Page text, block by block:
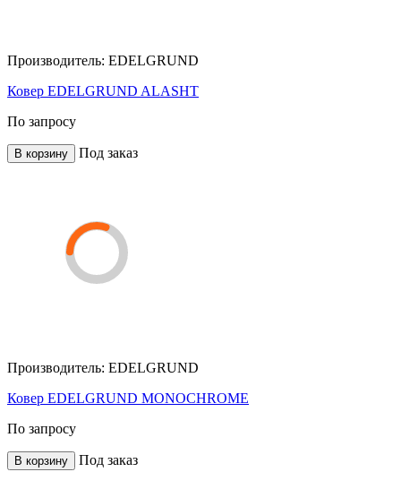
Производитель: EDELGRUND
Ковер EDELGRUND ALASHT
По запросу
В корзину Под заказ
Производитель: EDELGRUND
Ковер EDELGRUND MONOCHROME
По запросу
В корзину Под заказ